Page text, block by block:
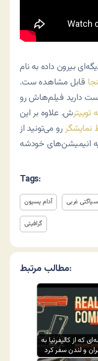
بیرون داده به نام
قابل مشاهده ست.
دارید فیلم‌هاش رو
ش. علاوه بر این
نمایشگر رو می‌تونید از
Tags:
آدام پسپون غربی
گرافیتی
مطالب مرتبط:
که از کالیفرنیا به
و لندن سفر کرد